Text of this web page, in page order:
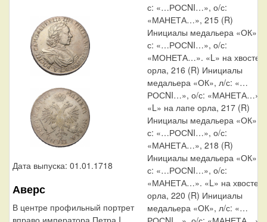
Дата выпуска: 01.01.1718
Аверс
В центре профильный портрет
вправо императора Петра I,
с: «…РОСNI…», о/с:
«МАНЕТА…», 215 (R)
Инициалы медальера «ОК»,
с: «…РОСNI…», о/с:
«МОНЕТА…». «L» на хвосте
орла, 216 (R) Инициалы
медальера «ОК», л/с: «…
РОСNI…», о/с: «МАНЕТА…».
«L» на лапе орла, 217 (R)
Инициалы медальера «ОК»,
с: «…РОСNI…», о/с:
«МАНЕТА…», 218 (R)
Инициалы медальера «ОК»,
с: «…РОСNI…», о/с:
«МАНЕТА…». «L» на хвосте
орла, 220 (R) Инициалы
медальера «ОК», л/с: «…